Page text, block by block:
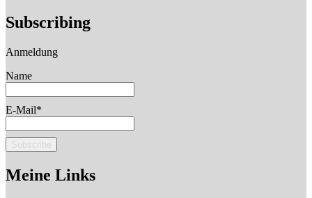
Subscribing
Anmeldung
Name
E-Mail*
Meine Links